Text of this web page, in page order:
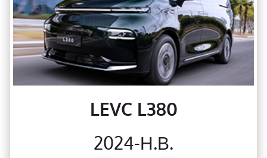
LEVC L380
2024-Н.В.